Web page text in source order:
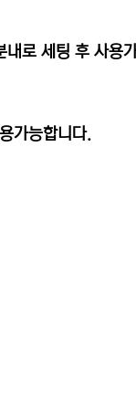
내로 세팅 후 사용
가능합니다.